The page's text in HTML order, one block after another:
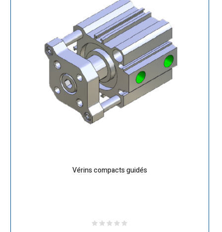
Vérins compacts guidés